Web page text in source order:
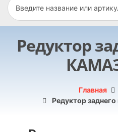
Редуктор
Главная
Редуктор